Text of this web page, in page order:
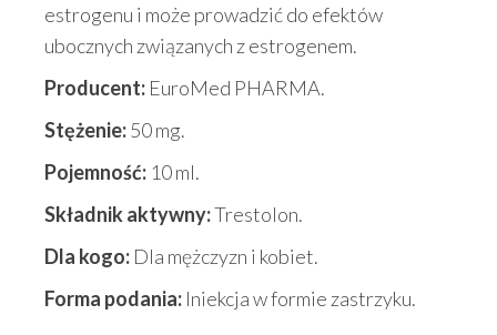
estrogenu i może prowadzić do efektów
ubocznych związanych z estrogenem.
Producent: EuroMed PHARMA.
Stężenie:50 mg.
Pojemność: 10 ml.
Składnik aktywny:Trestolon.
Dla kogo: Dla mężczyzn i kobiet.
Forma podania: Iniekcja w formie zastrzyku.